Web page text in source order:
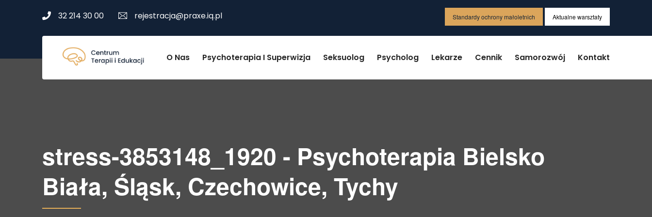
32 214 30 00 rejestracja@praxe.iq.pl Standardy ochrony małoletnich Aktualne warsztaty
O Nas Psychoterapia I Superwizja Seksuolog Psycholog Lekarze Cennik Samorozwój Kontakt
stress-3853148_1920 - Psychoterapia Bielsko
Biała, Śląsk, Czechowice, Tychy